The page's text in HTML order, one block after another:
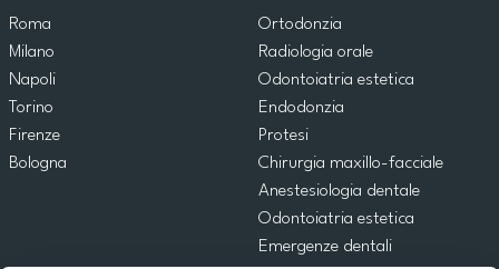
Roma
Milano
Napoli
Torino
Firenze
Bologna
Ortodonzia
Radiologia orale
Odontoiatria estetica
Endodonzia
Protesi
Chirurgia maxillo-facciale
Anestesiologia dentale
Odontoiatria estetica
Emergenze dentali